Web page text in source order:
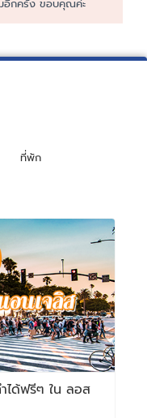
อีกครั้ง ขอบคุณค่ะ
ที่พัก
ได้ฟรีๆ ใน ลอส